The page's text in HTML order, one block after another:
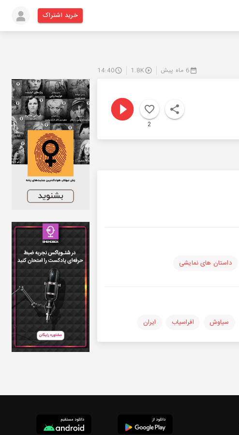
خرید اشتراک
6 ماه پیش 1.8K
14:40
2
داستان های نمایشی
سیاوش افراسیاب ایران